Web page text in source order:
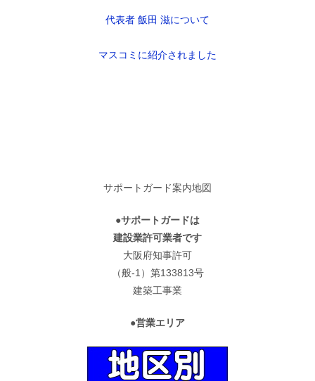
代表者 飯田 滋について
マスコミに紹介されました
サポートガード案内地図
●サポートガードは
建設業許可業者です
大阪府知事許可
（般-1）第133813号
建築工事業
●営業エリア